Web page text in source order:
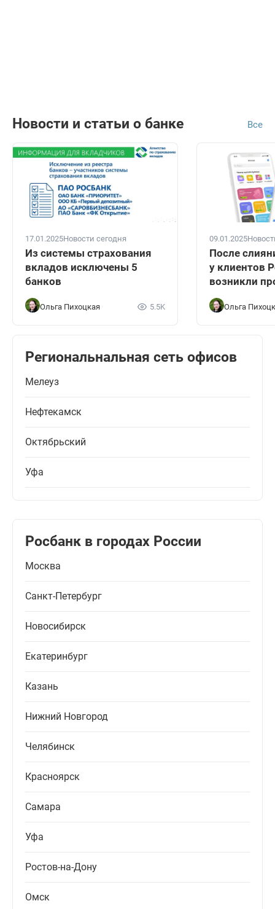
Новости и статьи о банке Все
17.01.2025Новости сегодня
Из системы страхования
вкладов исключены 5
банков
Ольга Пихоцкая 5.5K
09.01.2025
После
у клиентов
возникли
Ольга
Региональнальная сеть офисов
Мелеуз
Нефтекамск
Октябрьский
Уфа
Росбанк в городах России
Москва
Санкт-Петербург
Новосибирск
Екатеринбург
Казань
Нижний Новгород
Челябинск
Красноярск
Самара
Уфа
Ростов-на-Дону
Омск